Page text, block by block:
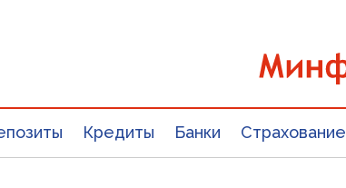
Кредиты Банки Страхование